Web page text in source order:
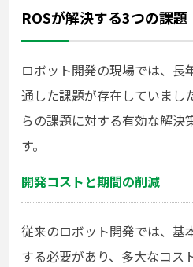
ROSが解決する3つの課題
ロボット開発の現場では、長
通した課題が存在していまし
らの課題に対する有効な解決
す。
開発コストと期間の削減
従来のロボット開発では、基
する必要があり、多大なコス